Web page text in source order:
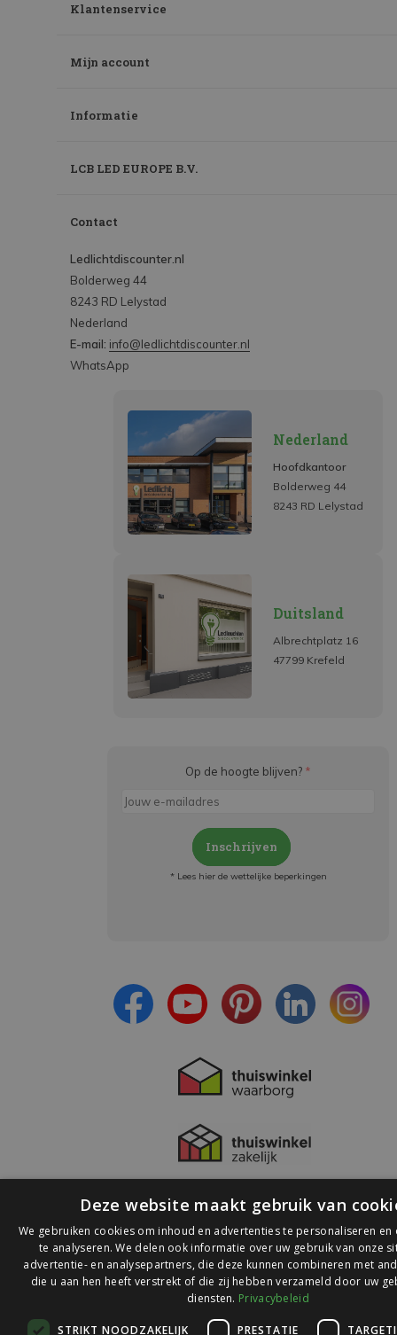
Klantenservice
Mijn account
Informatie
LCB LED EUROPE B.V.
Contact
Ledlichtdiscounter.nl
Bolderweg 44
8243 RD Lelystad
Nederland
E-mail: info@ledlichtdiscounter.nl
WhatsApp
Nederland
Hoofdkantoor
Bolderweg 44
8243 RD Lelystad
Duitsland
Albrechtplatz 16
47799 Krefeld
Op de hoogte blijven? *
Inschrijven
* Lees hier de wettelijke beperkingen
© 2026 Ledlichtdiscounter.nl
Deze website maakt gebruik van
We gebruiken cookies om inhoud en advertenties te personaliseren en
te analyseren. We delen ook informatie over uw gebruik van onze
advertentie- en analysepartners, die deze kunnen combineren met
die u aan hen heeft verstrekt of die zij hebben verzameld door uw
diensten. Privacybeleid
STRIKT NOODZAKELIJK PRESTATIE